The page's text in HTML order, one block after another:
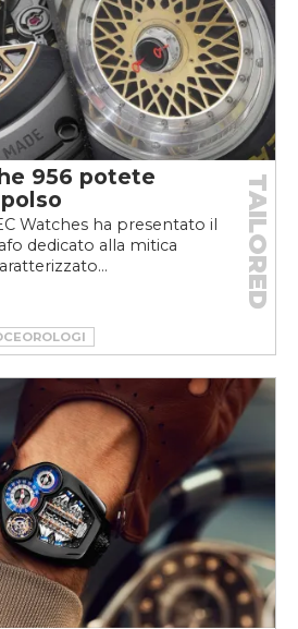
956 potete
Watches ha presentato il
dedicato alla mitica
TAILORED